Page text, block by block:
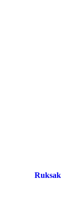
Ruksak